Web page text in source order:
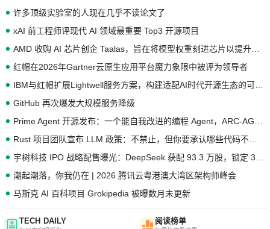
许多顶级实验室的人现在几乎不读论文了
xAI 前工程师评现代 AI 领域最重要 Top3 开源项目
红帽在2026年Gartner云原生应用平台魔力象限中被评为领导者
GitHub 再次爆发大规模服务降级
潮起潮落，你我仍在 | 2026 腾讯云粤港澳大湾区架构师峰会
马斯克 AI 百科项目 Grokipedia 被曝数月未更新
TECH DAILY 阅读榜单